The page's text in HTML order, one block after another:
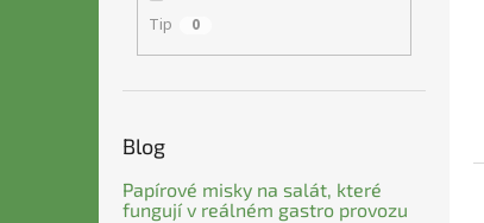
Tip 0
Blog
Papírové misky na salát, které
fungují v reálném gastro provozu